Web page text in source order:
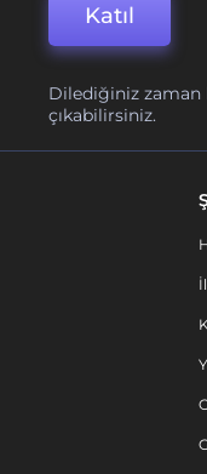
Katıl
Dilediğiniz zaman
çıkabilirsiniz.